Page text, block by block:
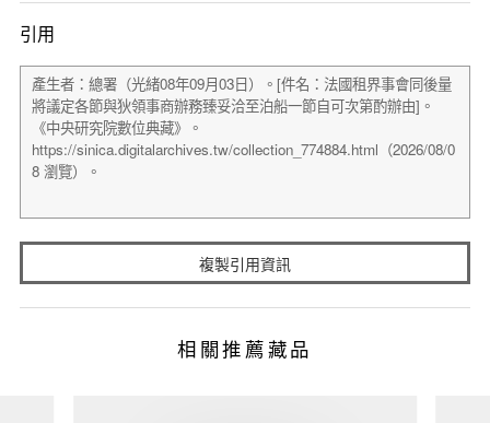
引用
複製引用資訊
相關推薦藏品